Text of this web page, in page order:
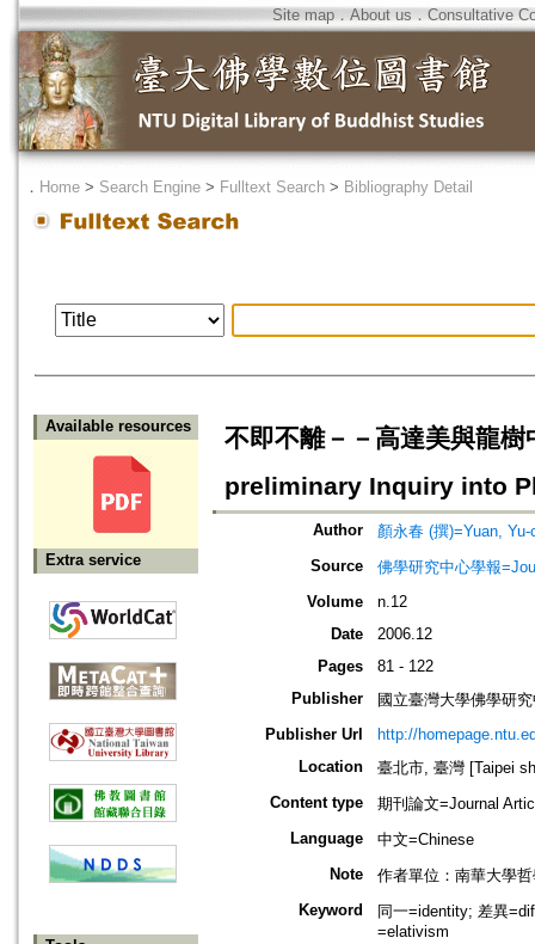
Site map．About us ． Consultative
． Home > Search Engine > Fulltext Search > Bibliography Detail
Available resources
Extra service
不即不離－－高達美與龍
preliminary Inquiry into
Author
顏永春 (撰)=Yuan,
Source
佛學研究中心學報
Volume
n.12
Date
2006.12
Pages
81 - 122
Publisher
國立臺灣大學佛學研
Publisher Url
http://
Location
臺北市, 臺灣 [Taipei
Content type
期刊論文=Journal
Language
中文=Chinese
Note
作者單位：南華大學
Keyword
同一=identity; 差異
=elativism